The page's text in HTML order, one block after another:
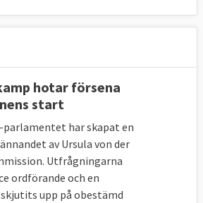
hotar försena
start
parlamentet har skapat en
av Ursula von der
Utfrågningarna
ordförande och en
upp på obestämd